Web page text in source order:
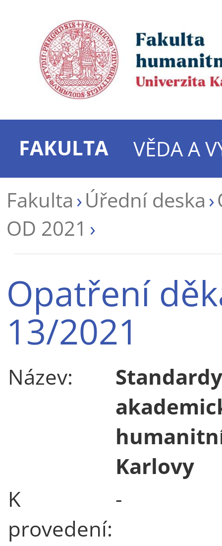
FAKULTA
VĚDA A
Fakulta Úřední deska
OD 2021
Opatření
13/2021
Název:
Karlovy
K
provedení:
-